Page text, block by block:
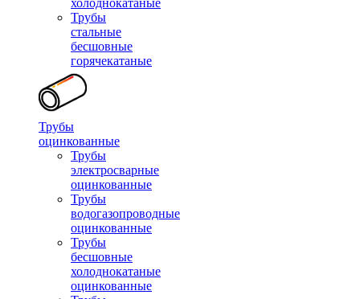
холоднокатаные
Трубы
стальные
бесшовные
горячекатаные
Трубы
оцинкованные
Трубы
электросварные
оцинкованные
Трубы
водогазопроводные
оцинкованные
Трубы
бесшовные
холоднокатаные
оцинкованные